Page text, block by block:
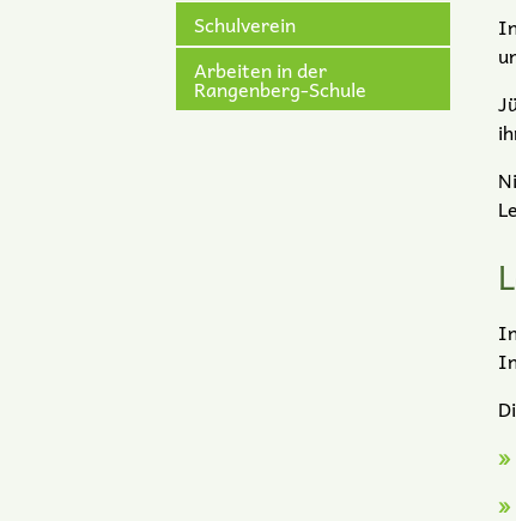
Schulverein
Arbeiten in der
Rangenberg-Schule